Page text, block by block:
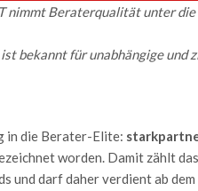
nimmt Beraterqualität unter
bekannt für unabhängige und
in die Berater-Elite:
worden. Damit zählt
und darf daher verdient ab